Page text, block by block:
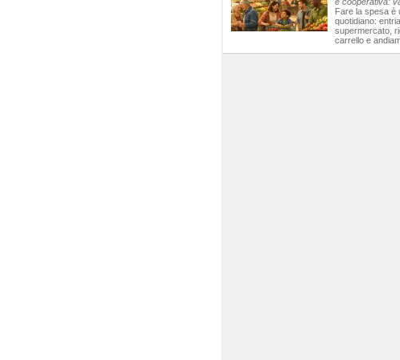
Fare la spesa è
quotidiano:
supermercato,
carrello e